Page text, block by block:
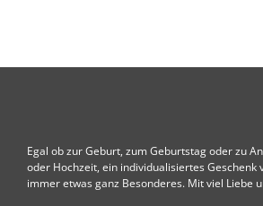
Egal ob zur Geburt, zum Geburtstag oder zu
oder Hochzeit, ein individualisiertes Geschenk
immer etwas ganz Besonderes. Mit viel Liebe